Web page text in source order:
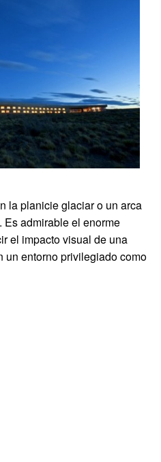
la planicie glaciar o un arca
admirable el enorme
el impacto visual de una
un entorno privilegiado como